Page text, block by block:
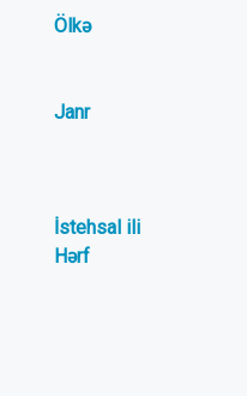
Ölkə
Janr
İstehsal ili
Hərf